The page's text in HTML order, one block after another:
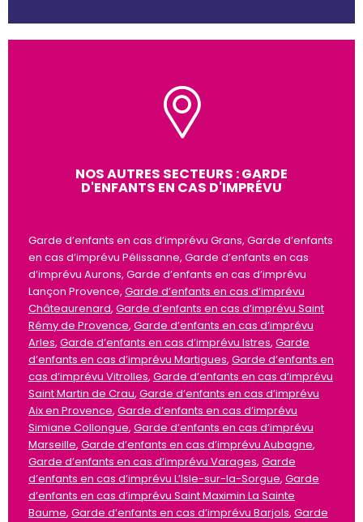
NOS AUTRES SECTEURS : GARDE
D'ENFANTS EN CAS D'IMPRÉVU
Garde d’enfants en cas d’imprévu Grans, Garde d’enfants
en cas d’imprévu Pélissanne, Garde d’enfants en cas
d’imprévu Aurons, Garde d’enfants en cas d’imprévu
Lançon Provence, Garde d’enfants en cas d’imprévu
Châteaurenard, Garde d’enfants en cas d’imprévu Saint
Rémy de Provence, Garde d’enfants en cas d’imprévu
Arles, Garde d’enfants en cas d’imprévu Istres, Garde
d’enfants en cas d’imprévu Martigues, Garde d’enfants en
cas d’imprévu Vitrolles, Garde d’enfants en cas d’imprévu
Saint Martin de Crau, Garde d’enfants en cas d’imprévu
Aix en Provence, Garde d’enfants en cas d’imprévu
Simiane Collongue, Garde d’enfants en cas d’imprévu
Marseille, Garde d’enfants en cas d’imprévu Aubagne,
Garde d’enfants en cas d’imprévu Varages, Garde
d’enfants en cas d’imprévu L’Isle-sur-la-Sorgue, Garde
d’enfants en cas d’imprévu Saint Maximin La Sainte
Baume, Garde d’enfants en cas d’imprévu Barjols, Garde